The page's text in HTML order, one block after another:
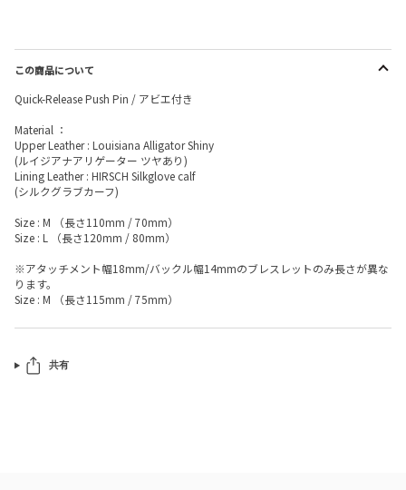
この商品について
Quick-Release Push Pin / アビエ付き
Material ：
Upper Leather : Louisiana Alligator Shiny
(ルイジアナアリゲーター ツヤあり)
Lining Leather : HIRSCH Silkglove calf
(シルクグラブカーフ)
Size : M （長さ110mm / 70mm）
Size : L （長さ120mm / 80mm）
※アタッチメント幅18mm/バックル幅14mmのブレスレットのみ長さが異な
ります。
Size : M （長さ115mm / 75mm）
共有